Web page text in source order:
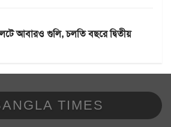
আবারও গুলি, চলতি বছরে দ্বিতীয়
TIMES